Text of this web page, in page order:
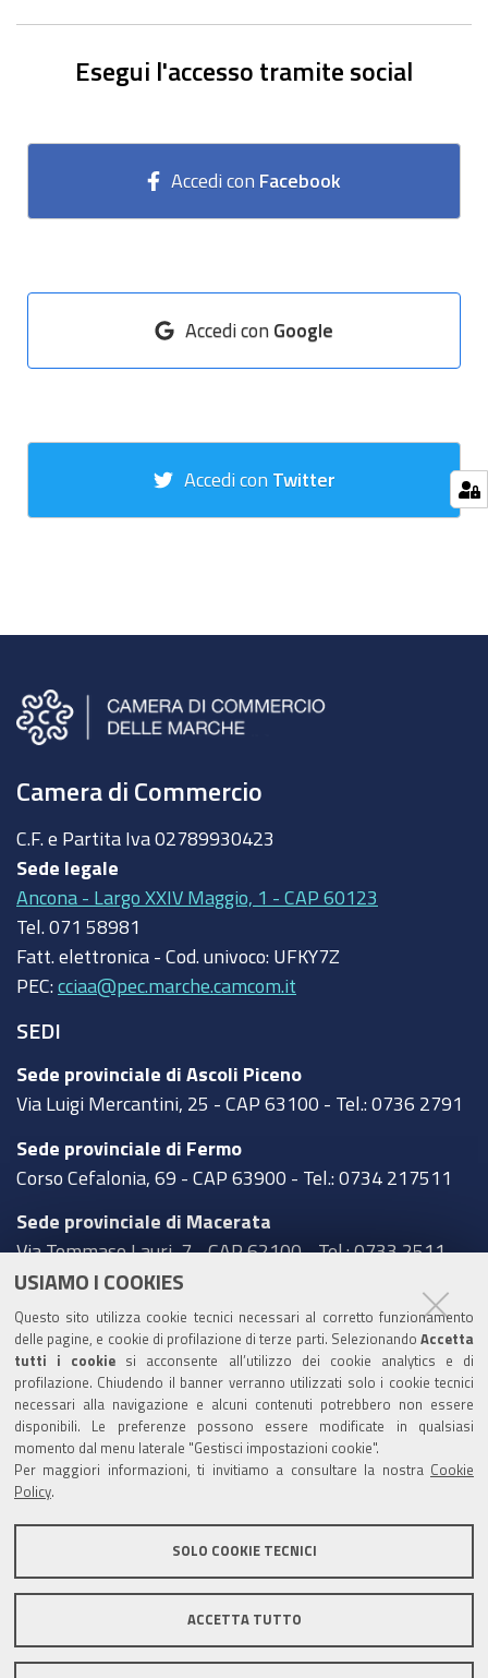
USIAMO I COOKIES
Questo sito utilizza cookie tecnici necessari al corretto funzionamento
delle pagine, e cookie di profilazione di terze parti. Selezionando Accetta
tutti i cookie si acconsente all’utilizzo dei cookie analytics e di
profilazione. Chiudendo il banner verranno utilizzati solo i cookie tecnici
necessari alla navigazione e alcuni contenuti potrebbero non essere
disponibili. Le preferenze possono essere modificate in qualsiasi
momento dal menu laterale "Gestisci impostazioni cookie".
Per maggiori informazioni, ti invitiamo a consultare la nostra Cookie
Policy
SOLO COOKIE TECNICI
ACCETTA TUTTO
Esegui l'accesso tramite social
Accedi con Facebook
Accedi con Google
Accedi con Twitter
Camera di Commercio
C.F. e Partita Iva 02789930423
Sede legale
Ancona - Largo XXIV Maggio, 1 - CAP 60123
Tel. 071 58981
Fatt. elettronica - Cod. univoco: UFKY7Z
PEC: cciaa@pec.marche.camcom.it
SEDI
Sede provinciale di Ascoli Piceno
Via Luigi Mercantini, 25 - CAP 63100 - Tel.: 0736 2791
Sede provinciale di Fermo
Corso Cefalonia, 69 - CAP 63900 - Tel.: 0734 217511
Sede provinciale di Macerata
Via Tommaso Lauri, 7 - CAP 62100 - Tel.: 0733 2511
Sede provinciale di Pesaro Urbino
Corso XI Settembre, 116 - CAP 61121 - Tel.: 0721
3571
TRASPARENZA
Amministrazione trasparente
Statistiche Web del sito (fonte Web Analytics Italia)
Contatti
Dichiarazione di accessibilità
Area riservata